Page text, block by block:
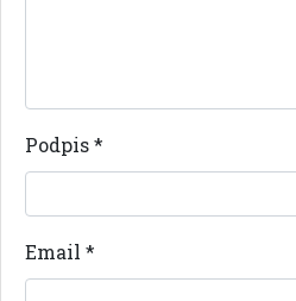
Podpis*
Email *